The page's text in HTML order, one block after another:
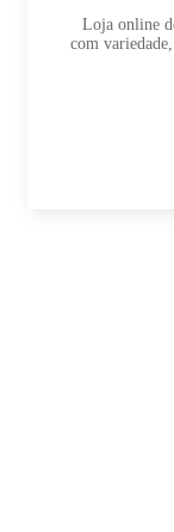
Loja online
com